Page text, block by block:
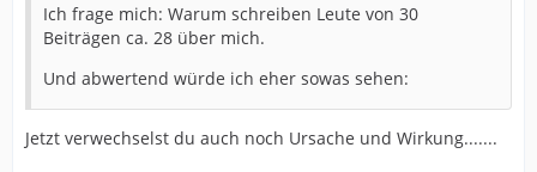
Ich frage mich: Warum schreiben Leute von 30
Beiträgen ca. 28 über mich.
Und abwertend würde ich eher sowas sehen:
Jetzt verwechselst du auch noch Ursache und Wirkung.......